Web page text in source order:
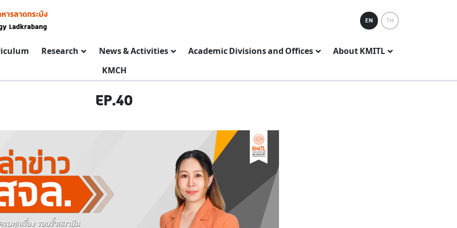
EN TH
Research News & Activities Academic Divisions and Offices
About KMITL
KMCH
EP.40